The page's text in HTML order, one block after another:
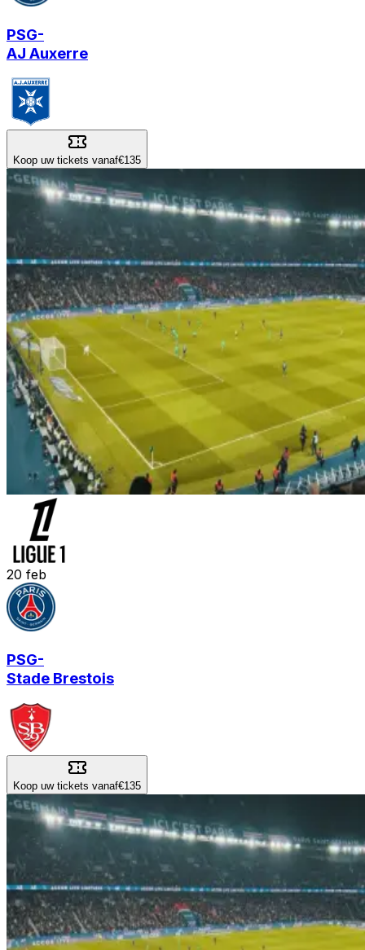
PSG-
AJ Auxerre
Koop uw tickets vanaf€135
20 feb
PSG-
Stade Brestois
Koop uw tickets vanaf€135